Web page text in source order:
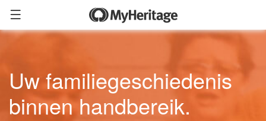
Uw familiegeschiedenis
binnen handbereik.